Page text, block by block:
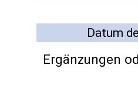
Datum
Ergänzungen